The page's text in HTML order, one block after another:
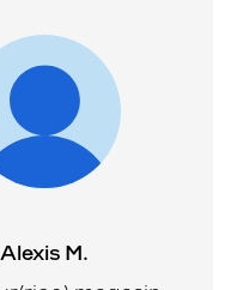
Alexis M.